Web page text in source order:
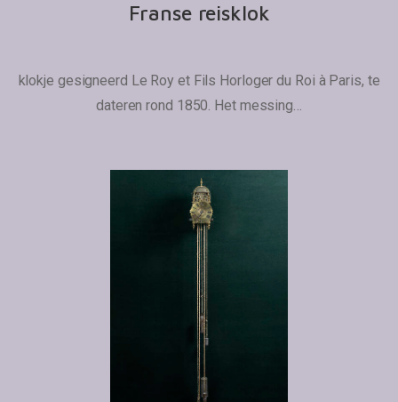
Franse reisklok
klokje gesigneerd Le Roy et Fils Horloger du Roi à Paris, te
dateren rond 1850. Het messing…